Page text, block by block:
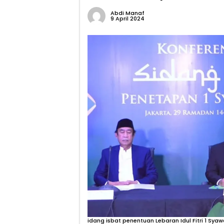
Abdi Manaf
9 April 2024
idang isbat penentuan Lebaran Idul Fitri 1